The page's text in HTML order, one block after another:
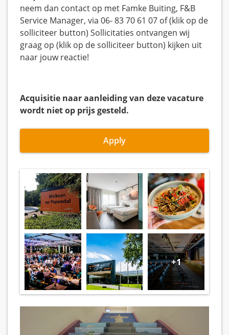
neem dan contact op met Famke Buiting, F&B
Service Manager, via 06- 83 70 61 07 of (klik op de
solliciteer button) Sollicitaties ontvangen wij
graag op (klik op de solliciteer button) kijken uit
naar jouw reactie!
Acquisitie naar aanleiding van deze vacature
wordt niet op prijs gesteld.
Apply
+1